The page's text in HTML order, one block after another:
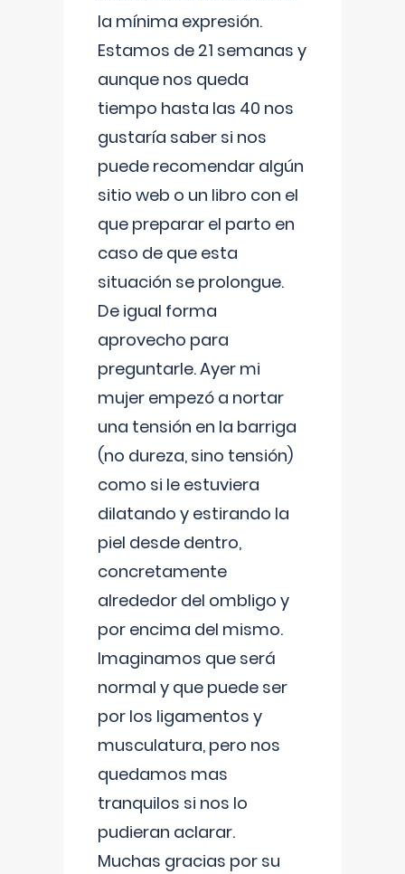
la mínima expresión.
Estamos de 21 semanas y
aunque nos queda
tiempo hasta las 40 nos
gustaría saber si nos
puede recomendar algún
sitio web o un libro con el
que preparar el parto en
caso de que esta
situación se prolongue.
De igual forma
aprovecho para
preguntarle. Ayer mi
mujer empezó a nortar
una tensión en la barriga
(no dureza, sino tensión)
como si le estuviera
dilatando y estirando la
piel desde dentro,
concretamente
alrededor del ombligo y
por encima del mismo.
Imaginamos que será
normal y que puede ser
por los ligamentos y
musculatura, pero nos
quedamos mas
tranquilos si nos lo
pudieran aclarar.
Muchas gracias por su